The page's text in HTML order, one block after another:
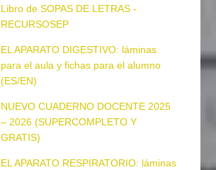
Libro de SOPAS DE LETRAS -
RECURSOSEP
EL APARATO DIGESTIVO: láminas
para el aula y fichas para el alumno
(ES/EN)
NUEVO CUADERNO DOCENTE 2025
– 2026 (SUPERCOMPLETO Y
GRATIS)
EL APARATO RESPIRATORIO: láminas